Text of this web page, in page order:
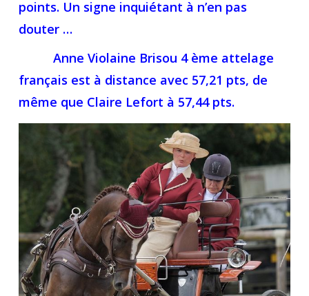
points. Un signe inquiétant à n’en pas
douter …
Anne Violaine Brisou 4 ème attelage
français est à distance avec 57,21 pts, de
même que Claire Lefort à 57,44 pts.